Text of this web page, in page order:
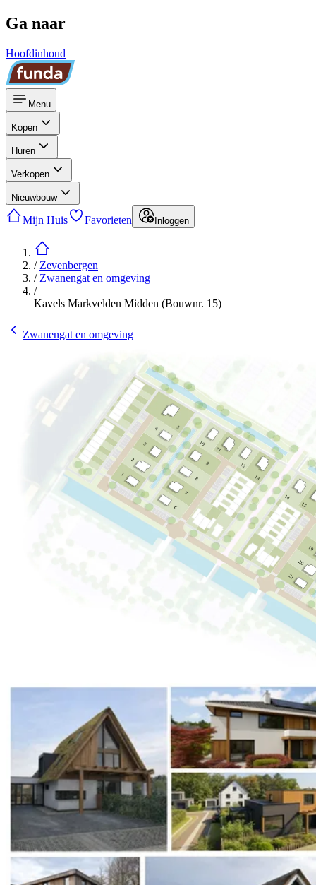
Ga naar
Hoofdinhoud
Menu
Kopen
Huren
Verkopen
Nieuwbouw
Mijn Huis Favorieten Inloggen
/ Zevenbergen
/ Zwanengat en omgeving
/
Kavels Markvelden Midden (Bouwnr. 15)
Zwanengat en omgeving